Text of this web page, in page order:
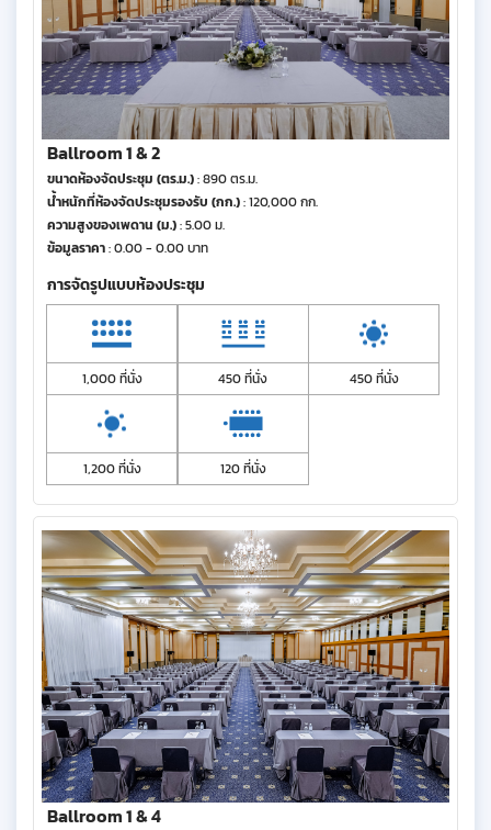
Ballroom 1 & 2
ขนาดห้องจัดประชุม (ตร.ม.): 890 ตร.ม.
น้ำหนักที่ห้องจัดประชุมรองรับ (กก.): 120,000 กก.
ความสูงของเพดาน (ม.): 5.00 ม.
ข้อมูลราคา: 0.00 - 0.00 บาท
การจัดรูปแบบห้องประชุม
1,000 ที่นั่ง 450 ที่นั่ง 450 ที่นั่ง
1,200 ที่นั่ง 120 ที่นั่ง
Ballroom 1 & 4